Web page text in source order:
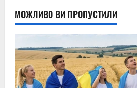
МОЖЛИВО ВИ ПРОПУСТИЛИ